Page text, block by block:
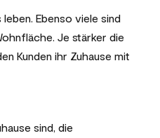
leben. Ebenso viele sind
Je stärker die
Kunden ihr Zuhause mit
sind, die